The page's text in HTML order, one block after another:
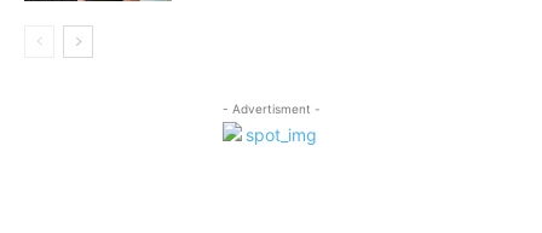
- Advertisment -